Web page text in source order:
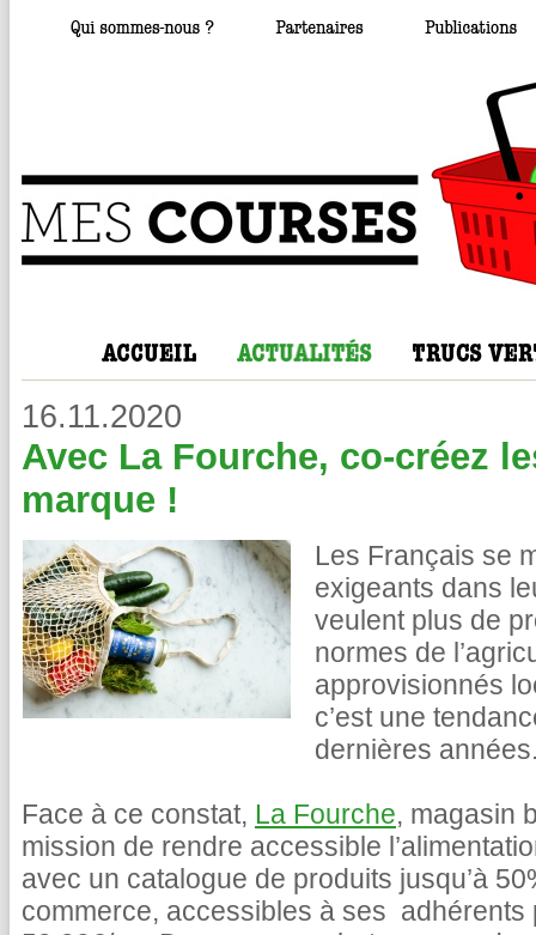
16.11.2020
Avec La Fourche, co-créez
marque !
Les Français se
exigeants dans
veulent plus de
normes de
approvisionnés
c’est une
dernières
Face à ce constat, La Fourche, magasin
mission de rendre accessible
avec un catalogue de produits jusqu’à
commerce, accessibles à ses adhérents